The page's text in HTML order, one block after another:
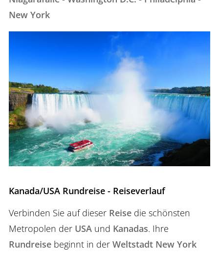
New York
Kanada/USA Rundreise - Reiseverlauf
Verbinden Sie auf dieser Reisedie schönsten
Metropolen der USAund Kanadas. Ihre
Rundreisebeginnt in der Weltstadt New York